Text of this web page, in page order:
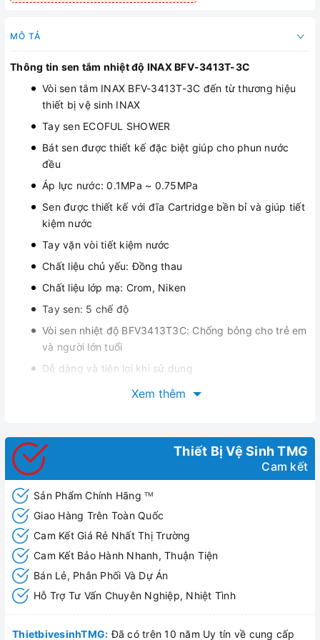
MÔ TẢ
Thông tin sen tắm nhiệt độ INAX BFV-3413T-3C
Vòi sen tắm INAX BFV-3413T-3C đến từ thương hiệu
thiết bị vệ sinh INAX
Tay sen ECOFUL SHOWER
Bát sen được thiết kế đặc biệt giúp cho phun nước
đều
Áp lực nước: 0.1MPa ~ 0.75MPa
Sen được thiết kế với đĩa Cartridge bền bỉ và giúp tiết
kiệm nước
Tay vặn vòi tiết kiệm nước
Chất liệu chủ yếu: Đồng thau
Chất liệu lớp mạ: Crom, Niken
Tay sen: 5 chế độ
Vòi sen nhiệt độ BFV3413T3C: Chống bỏng cho trẻ em
và người lớn tuổi
Dễ dàng và tiện lợi khi sử dụng
Thời gian bảo hành: 2 năm
Bản vẽ vòi sen nhiệt độ INAX BFV 3413T 3C
Xem thêm
Thiết Bị Vệ Sinh TMG
Cam kết
Sản Phẩm Chính Hãng TM
Giao Hàng Trên Toàn Quốc
Cam Kết Giá Rẻ Nhất Thị Trường
Cam Kết Bảo Hành Nhanh, Thuận Tiện
Bán Lẻ, Phân Phối Và Dự Án
Hỗ Trợ Tư Vấn Chuyên Nghiệp, Nhiệt Tình
ThietbivesinhTMG: Đã có trên 10 năm Uy tín về cung cấp